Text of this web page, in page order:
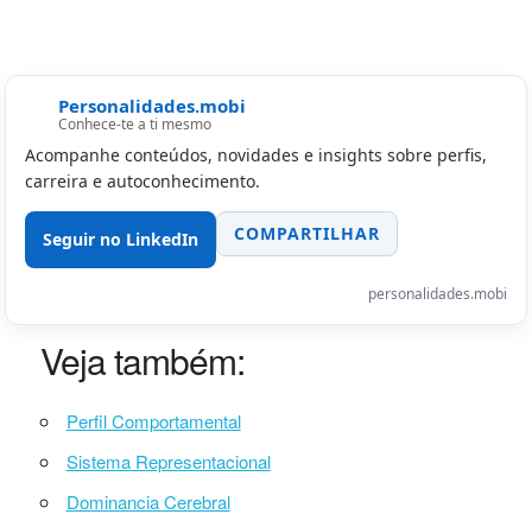
Personalidades.mobi
Conhece-te a ti mesmo
Acompanhe conteúdos, novidades e insights sobre perfis,
carreira e autoconhecimento.
Seguir no LinkedIn COMPARTILHAR
personalidades.mobi
Veja também:
Perfil Comportamental
Sistema Representacional
Dominancia Cerebral